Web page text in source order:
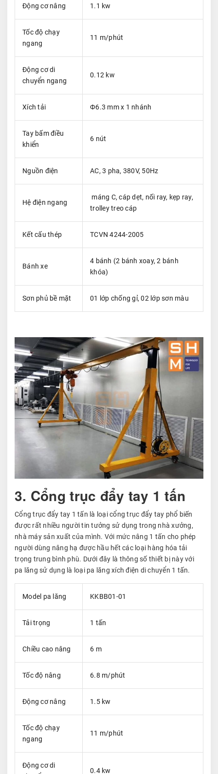
Động cơ nâng 1.1 kw
Tốc độ chạy
ngang
11 m/phút
Động cơ di
chuyển ngang
0.12 kw
Xích tải Ф6.3 mm x 1 nhánh
Tay bấm điều
khiển
6 nút
Nguồn điện AC, 3 pha, 380V, 50Hz
Hệ điện ngang
máng C, cáp dẹt, nối ray, kẹp ray,
trolley treo cáp
Kết cấu thép TCVN 4244-2005
Bánh xe
4 bánh (2 bánh xoay, 2 bánh
khóa)
Sơn phủ bề mặt 01 lớp chống gỉ, 02 lớp sơn màu
3. Cổng trục đẩy tay 1 tấn
Cổng trục đẩy tay 1 tấn là loại cổng trục đẩy tay phổ biến
được rất nhiều người tin tưởng sử dụng trong nhà xưởng,
nhà máy sản xuất của mình. Với mức nâng 1 tấn cho phép
người dùng nâng hạ được hầu hết các loại hàng hóa tải
trọng trung bình phù. Dưới đây là thông số thiết bị này với
pa lăng sử dụng là loại pa lăng xích điện di chuyển 1 tấn.
Model pa lăng KKBB01-01
Tải trọng 1 tấn
Chiều cao nâng 6 m
Tốc độ nâng 6.8 m/phút
Động cơ nâng 1.5 kw
Tốc độ chạy
ngang
11 m/phút
Động cơ di
0.4 kw